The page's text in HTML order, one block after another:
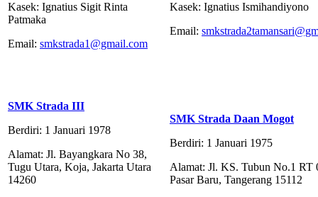
Kasek: Ignatius Sigit Rinta
Patmaka
Email: smkstrada1@gmail.com
Kasek: Ignatius Ismihandiyono
Email:
SMK Strada III
Berdiri: 1 Januari 1978
Alamat: Jl. Bayangkara No 38,
Tugu Utara, Koja, Jakarta Utara
14260
SMK Strada Daan Mogot
Berdiri: 1 Januari 1975
Alamat: Jl. KS. Tubun No.1 RT
Pasar Baru, Tangerang 15112